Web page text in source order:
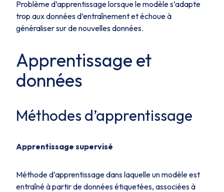
Problème d’apprentissage lorsque le modèle s’adapte
trop aux données d’entraînement et échoue à
généraliser sur de nouvelles données.
Apprentissage et
données
Méthodes d’apprentissage
Apprentissage supervisé
Méthode d’apprentissage dans laquelle un modèle est
entraîné à partir de données étiquetées, associées à